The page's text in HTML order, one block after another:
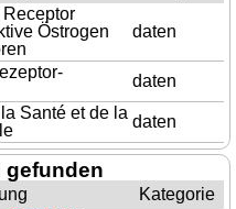
Östrogen
daten
daten
Santé et de la daten
gefunden
Kategorie